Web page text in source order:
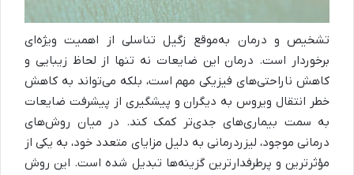
تشخیص و درمان به‌موقع زگیل تناسلی از اهمیت ویژه‌ای
برخوردار است. درمان این ضایعات نه تنها از لحاظ زیبایی و
کاهش ناراحتی‌های فیزیکی مهم است، بلکه می‌تواند به کاهش
خطر انتقال ویروس به دیگران و پیشگیری از پیشرفت ضایعات
به سمت بیماری‌های جدی‌تر کمک کند. در میان روش‌های
درمانی موجود، لیزردرمانی به دلیل مزایای متعدد خود، به یکی از
مؤثرترین و پرطرفدارترین گزینه‌ها تبدیل شده است. این روش